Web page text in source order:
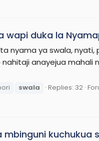
wapi duka la
nyama ya swala,
anayejua mahali
swala Replies: 32
mbinguni kuchukua